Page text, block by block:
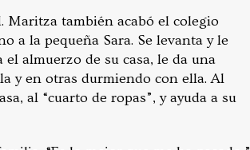
Maritza también acabó el colegio
a la pequeña Sara. Se levanta y le
almuerzo de su casa, le da una
y en otras durmiendo con ella. Al
al “cuarto de ropas”, y ayuda a su